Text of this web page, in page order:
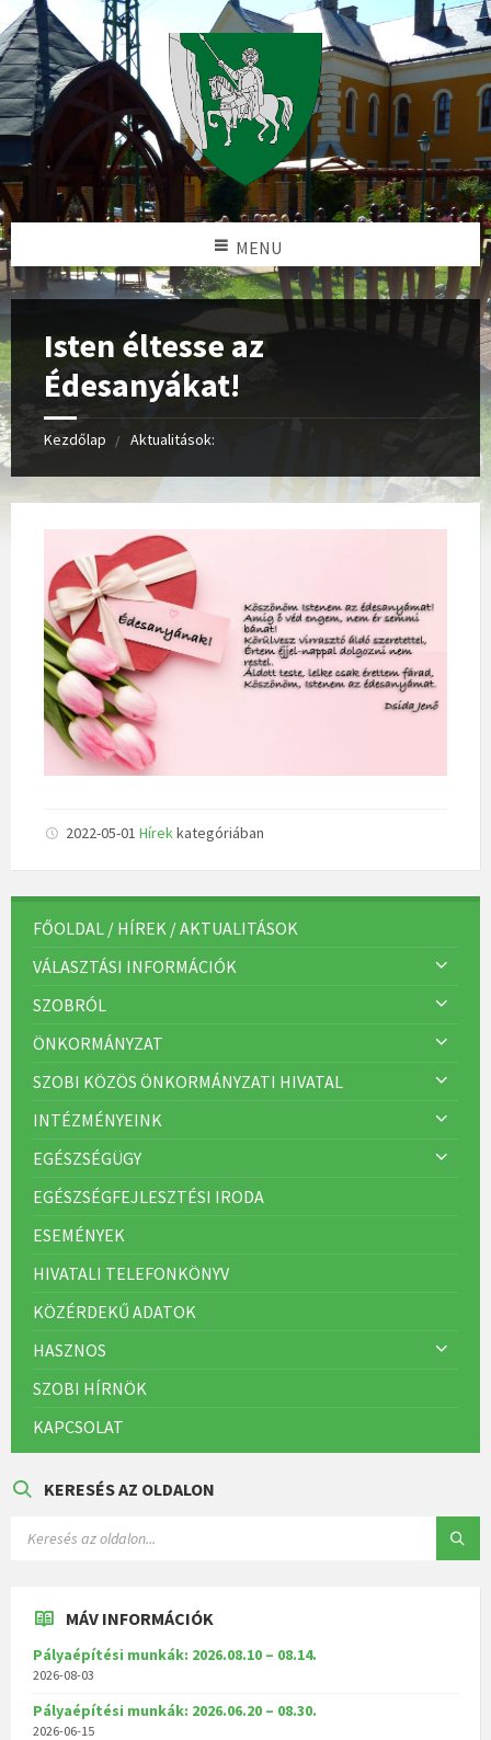
MENU
Isten éltesse az
Édesanyákat!
Kezdőlap Aktualitások:
2022-05-01 Hírekkategóriában
FŐOLDAL / HÍREK / AKTUALITÁSOK
VÁLASZTÁSI INFORMÁCIÓK
SZOBRÓL
ÖNKORMÁNYZAT
SZOBI KÖZÖS ÖNKORMÁNYZATI HIVATAL
INTÉZMÉNYEINK
EGÉSZSÉGÜGY
EGÉSZSÉGFEJLESZTÉSI IRODA
ESEMÉNYEK
HIVATALI TELEFONKÖNYV
KÖZÉRDEKŰ ADATOK
HASZNOS
SZOBI HÍRNÖK
KAPCSOLAT
KERESÉS AZ OLDALON
MÁV INFORMÁCIÓK
Pályaépítési munkák: 2026.08.10 – 08.14.
2026-08-03
Pályaépítési munkák: 2026.06.20 – 08.30.
2026-06-15